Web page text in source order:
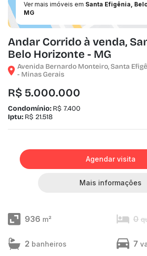
Ver mais imóveis em Santa Efigênia,
MG
Andar Corrido à venda,
Belo Horizonte - MG
Avenida Bernardo Monteiro, Santa
- Minas Gerais
R$ 5.000.000
Condomínio: R$ 7.400
Iptu: R$ 21.518
Agendar visita
Mais informações
936 m² 0
2 banheiros 7